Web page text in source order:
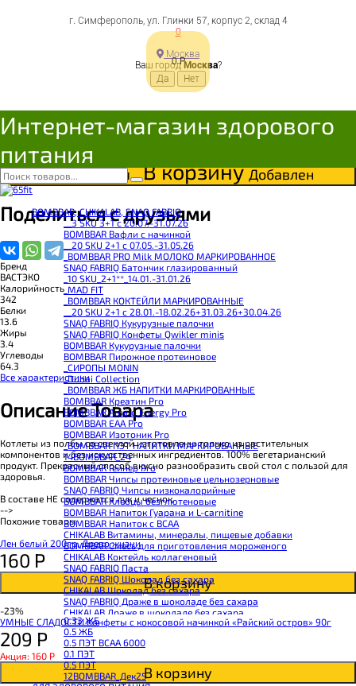
г. Симферополь, ул. Глинки 57, корпус 2, склад 4
0
0Р
Москва
Ваш городМосква?
Интернет-магазин здорового
питания
BOMBBAR, CHIKALAB, SNAQ FABRIQ
__3 SKU 3+1 с 20.07.-31.07.26
BOMBBAR Вафли с начинкой
__20 SKU 2+1 с 07.05.-31.05.26
_BOMBBAR PRO Milk МОЛОКО МАРКИРОВАННОЕ
SNAQ FABRIQ Батончик глазированный
_10 SKU_2+1**_14.01.-31.01.26
_MAD FIT
_BOMBBAR КОКТЕЙЛИ МАРКИРОВАННЫЕ
__20 SKU 2+1 с 28.01.-18.02.26+31.03.26+30.04.26
SNAQ FABRIQ Кукурузные палочки
SNAQ FABRIQ Конфеты Qwikler minis
BOMBBAR Кукурузные палочки
BOMBBAR Пирожное протеиновое
_CИРОПЫ MONIN
_Dubai Collection
_BOMBBAR ЖБ НАПИТКИ МАРКИРОВАННЫЕ
BOMBBAR Креатин Pro
BOMBBAR Amino Energy Pro
BOMBBAR EAA Pro
BOMBBAR Изотоник Pro
_BOMBBAR ПЭТ НАПИТКИ МАРКИРОВАННЫЕ
14BOMBBAR_24
BOMBBAR Гейнер Pro
BOMBBAR Чипсы протеиновые цельнозерновые
SNAQ FABRIQ Чипсы низкокалорийные
BOMBBAR Хлебцы безглютеновые
BOMBBAR Напиток Гуарана и L-carnitine
BOMBBAR Напиток с BCAA
CHIKALAB Витамины, минералы, пищевые добавки
BOMBBAR Смесь для приготовления мороженого
CHIKALAB Коктейль коллагеновый
SNAQ FABRIQ Паста
SNAQ FABRIQ Шоколад без сахара
CHIKALAB Шоколад без сахара
SNAQ FABRIQ Драже в шоколаде без сахара
CHIKALAB Драже в шоколаде без сахара
BOMBBAR Каша овсяная с белком
BOMBBAR Джем низкокалорийный
BOMBBAR Сахарозаменитель
BOMBBAR Паста
CHIKALAB Паста
CHIKALAB Смеси для выпечки
0.33 ЖБ
0.5 ЖБ
0.5 ПЭТ ВСАА 6000
0.1 ПЭТ
0.5 ПЭТ
12BOMBBAR_Дек25
ВАСТЭКО Котлеты из
полбы со свеклой 200г
Цена:
160 Р
Под заказ
Добавляется...В корзинуДобавлен
Поделиться с друзьями
Бренд
ВАСТЭКО
Калорийность
342
Белки
13.6
Жиры
3.4
Углеводы
64.3
Все характеристики
Описание Товара
Котлеты из полбы со свеклой изготовлены только из растительных
компонентов и без искусственных ингредиентов. 100% вегетарианский
продукт. Прекрасный способ вкусно разнообразить свой стол с пользой для
здоровья.
В составе НЕ содержатся лук и чеснок.
-->
Похожие товары
Лен белый 200гр, Древо жизни
160 Р
В корзину
-23%
УМНЫЕ СЛАДОСТИ Конфеты с кокосовой начинкой «Райский остров» 90г
209 Р
Акция: 160 Р
В корзину